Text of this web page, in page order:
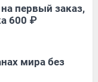
первый заказ,
600 ₽
мира без